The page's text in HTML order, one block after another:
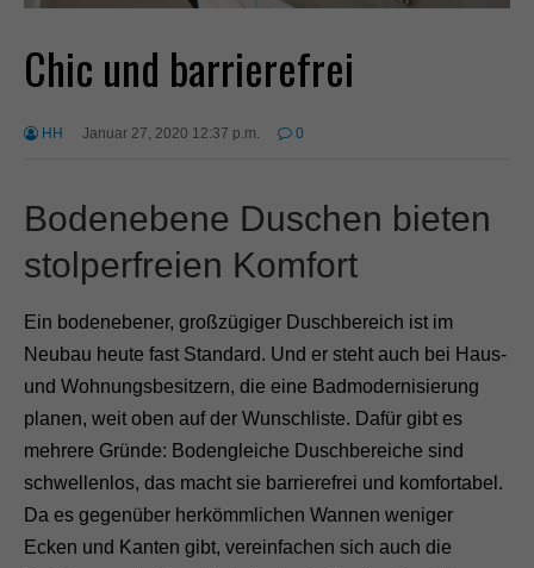
Chic und barrierefrei
HH Januar 27, 2020 12:37 p.m. 0
Bodenebene Duschen bieten
stolperfreien Komfort
Ein bodenebener, großzügiger Duschbereich ist im
Neubau heute fast Standard. Und er steht auch bei Haus-
und Wohnungsbesitzern, die eine Badmodernisierung
planen, weit oben auf der Wunschliste. Dafür gibt es
mehrere Gründe: Bodengleiche Duschbereiche sind
schwellenlos, das macht sie barrierefrei und komfortabel.
Da es gegenüber herkömmlichen Wannen weniger
Ecken und Kanten gibt, vereinfachen sich auch die